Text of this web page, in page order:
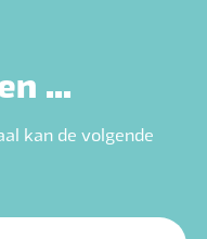
...
kan de volgende